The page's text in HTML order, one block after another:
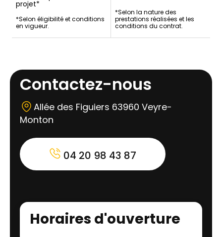
projet*
*Selon éligibilité et conditions
en vigueur.
*Selon la nature des
prestations réalisées et les
conditions du contrat.
Contactez-nous
Allée des Figuiers 63960 Veyre-
Monton
04 20 98 43 87
Horaires d'ouverture